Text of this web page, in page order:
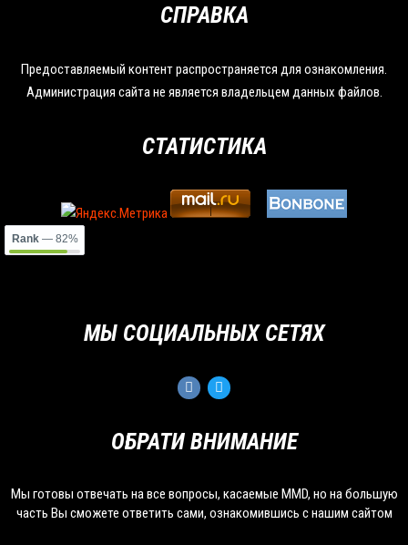
ОБРАТИ ВНИМАНИЕ
Мы готовы отвечать на все вопросы, касаемые MMD, но на большую
часть Вы сможете ответить сами, ознакомившись с нашим сайтом
СПРАВКА
Предоставляемый контент распространяется для ознакомления.
Администрация сайта не является владельцем данных файлов.
СТАТИСТИКА
Rank— 82%
МЫ СОЦИАЛЬНЫХ СЕТЯХ